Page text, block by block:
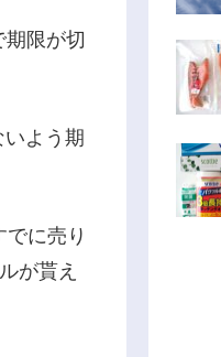
限が切
よう期
に売り
が貰え